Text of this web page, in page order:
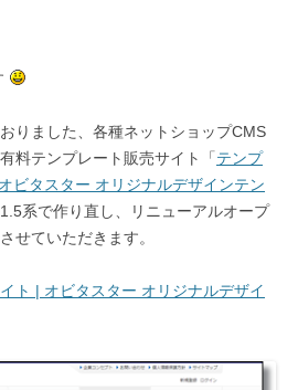
りました、各種ネットショップCMS
料テンプレート販売サイト「テンプ
ビタスター オリジナルデザインテン
系で作り直し、リニューアルオープ
せていただきます。
ト | オビタスター オリジナルデザイ